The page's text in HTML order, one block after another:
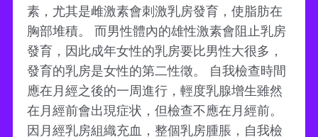
素，尤其是雌激素會刺激乳房發育，使脂肪在
胸部堆積。 而男性體內的雄性激素會阻止乳房
發育，因此成年女性的乳房要比男性大很多，
發育的乳房是女性的第二性徵。 自我檢查時間
應在月經之後的一周進行，輕度乳腺增生雖然
在月經前會出現症状，但檢查不應在月經前。
因月經乳房組織充血，整個乳房腫脹，自我檢